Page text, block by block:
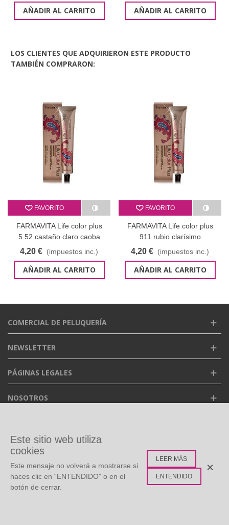
AÑADIR AL CARRITO AÑADIR AL CARRITO
LOS CLIENTES QUE ADQUIRIERON ESTE PRODUCTO
TAMBIÉN COMPRARON:
FAVORITO
FARMAVITA Life color plus
5.52 castaño claro caoba
irisado 100 ml
4,20 € (impuestos inc.)
AÑADIR AL CARRITO
FAVORITO
FARMAVITA Life color plus
911 rubio clarísimo
superaclarante ceniza
intenso 100 ml
4,20 € (impuestos inc.)
AÑADIR AL CARRITO
COMERCIAL DE PELUQUERÍA
NEWSLETTER
PÁGINAS LEGALES
NOSOTROS
ETIQUETAS POPULARES
Este sitio web utiliza
cookies
Este mensaje no volverá a mostrarse si
haces clic en “ENTENDIDO” o en el
botón de cerrar.
LEER MÁS
ENTENDIDO
×